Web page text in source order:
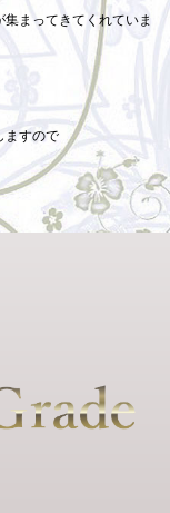
まってきてくれていま
ますので